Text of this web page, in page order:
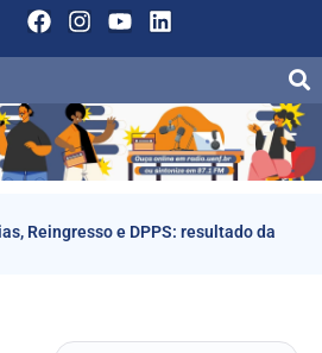
Reingresso e DPPS: resultado da